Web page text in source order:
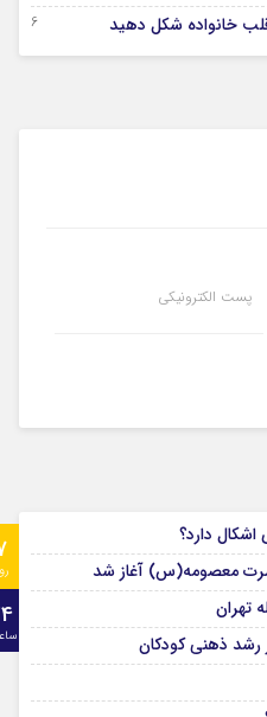
خانواده شکل دهید 26 جولای 2024
پست الکترونیکی
اشکال دارد؟
معصومه(س) آغاز شد
تهران
رشد ذهنی کودکان